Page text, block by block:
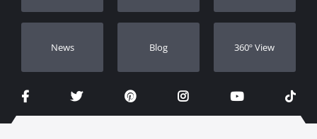
Νews Blog 360º View